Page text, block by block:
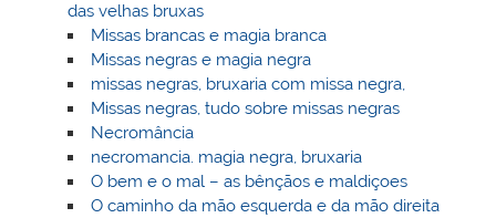
das velhas bruxas
Missas brancas e magia branca
Missas negras e magia negra
missas negras, bruxaria com missa negra,
Missas negras, tudo sobre missas negras
Necromância
necromancia. magia negra, bruxaria
O bem e o mal – as bênçãos e maldiçoes
O caminho da mão esquerda e da mão direita